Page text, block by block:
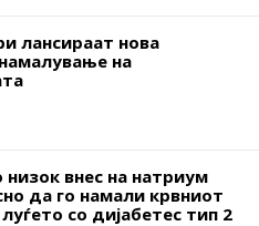
лансираат нова
на
низок внес на натриум
да го намали крвниот
со дијабетес тип 2